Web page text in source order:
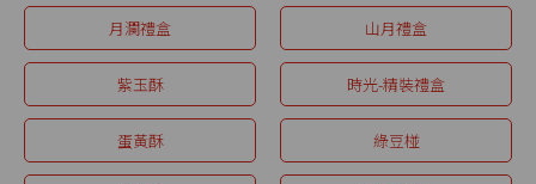
月瀾禮盒 山月禮盒
紫玉酥 時光-精裝禮盒
蛋黃酥 綠豆椪